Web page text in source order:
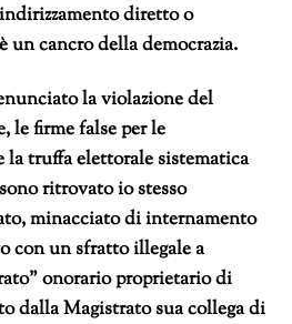
diretto o
cancro della democrazia.
la violazione del
le firme false per le
la truffa elettorale sistematica
ritrovato io stesso
minacciato di internamento
con un sfratto illegale a
onorario proprietario di
dalla Magistrato sua collega di